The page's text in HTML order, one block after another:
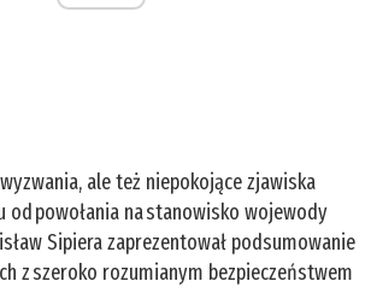
ale też niepokojące zjawiska
od powołania na stanowisko wojewody
Sipiera zaprezentował podsumowanie
z szeroko rozumianym bezpieczeństwem